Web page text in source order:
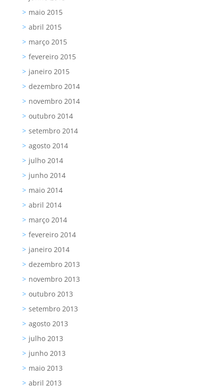
maio 2015
abril 2015
março 2015
fevereiro 2015
janeiro 2015
dezembro 2014
novembro 2014
outubro 2014
setembro 2014
agosto 2014
julho 2014
junho 2014
maio 2014
abril 2014
março 2014
fevereiro 2014
janeiro 2014
dezembro 2013
novembro 2013
outubro 2013
setembro 2013
agosto 2013
julho 2013
junho 2013
maio 2013
abril 2013